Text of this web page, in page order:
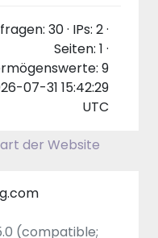
30 · IPs: 2 ·
Seiten: 1 ·
9
07-31 15:42:29
UTC
der Website
(compatible;